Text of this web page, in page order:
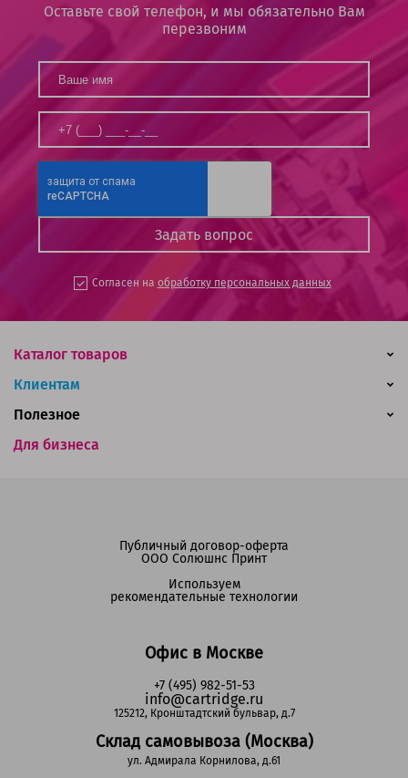
Оставьте свой телефон, и мы обязательно Вам
перезвоним
Согласен на обработку персональных данных
Каталог товаров
Клиентам
Для бизнеса
Полезное
Офис в Москве
+7 (495) 982-51-53
info@cartridge.ru
125212, Кронштадтский бульвар, д.7
Склад самовывоза (Москва)
ул. Адмирала Корнилова, д.61
Публичный договор-оферта
ООО Солюшнс Принт
Используем
рекомендательные технологии